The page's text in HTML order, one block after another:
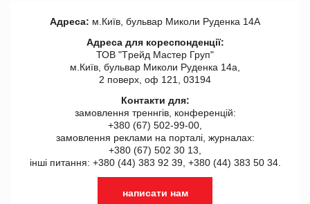
Адреса: м.Київ, бульвар Миколи Руденка 14А
Адреса для кореспонденції:
ТОВ "Tрейд Мастер Груп"
м.Київ, бульвар Миколи Руденка 14а,
2 поверх, оф 121, 03194
Контакти для:
замовлення треннгів, конференцій:
+380 (67) 502-99-00,
замовлення реклами на порталі, журналах:
+380 (67) 502 30 13,
інші питання: +380 (44) 383 92 39, +380 (44) 383 50 34.
написати нам